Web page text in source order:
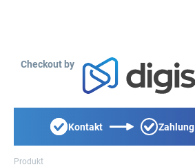
Checkout by
Kontakt Zahlung
Produkt